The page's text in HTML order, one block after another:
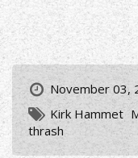
November 03,
Kirk Hammet
thrash